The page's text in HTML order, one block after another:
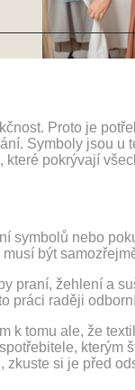
Proto je
Symboly jsou u
pokrývají
symbolů nebo
být
praní, žehlení a
práci raději
k tomu ale, že
kterým
zkuste si je před